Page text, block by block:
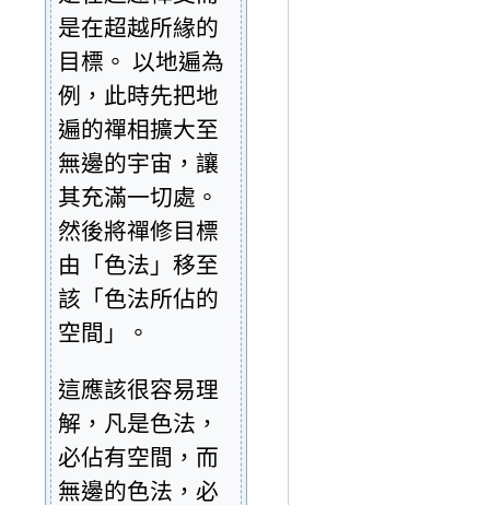
是在超越所緣的
目標。 以地遍為
例，此時先把地
遍的禪相擴大至
無邊的宇宙，讓
其充滿一切處。
然後將禪修目標
由「色法」移至
該「色法所佔的
空間」。
這應該很容易理
解，凡是色法，
必佔有空間，而
無邊的色法，必